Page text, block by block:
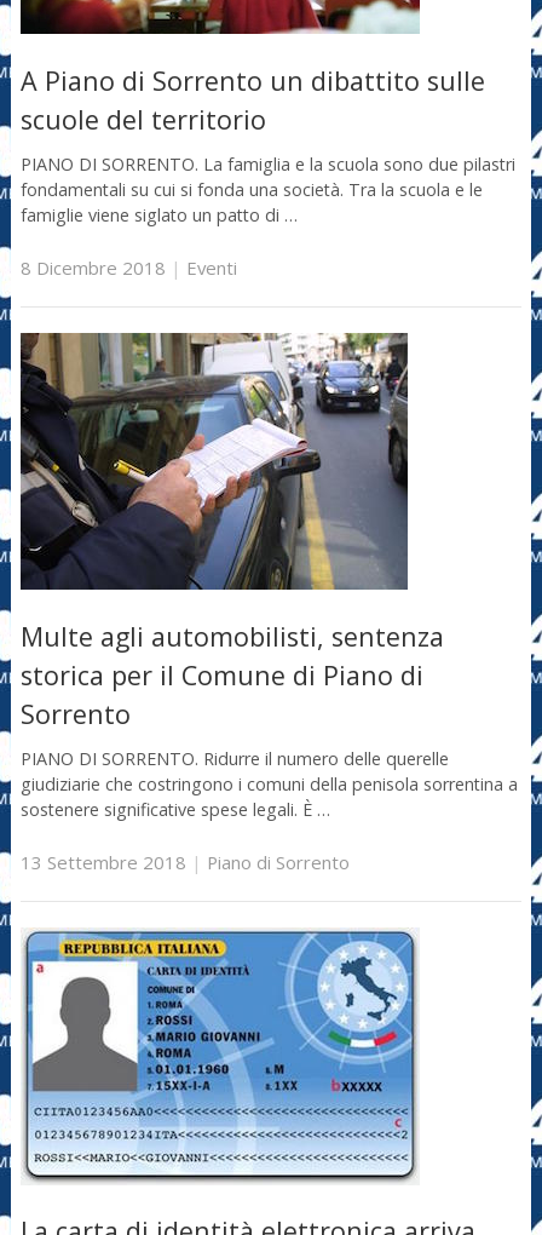
A Piano di Sorrento un dibattito sulle
scuole del territorio
PIANO DI SORRENTO. La famiglia e la scuola sono due pilastri
fondamentali su cui si fonda una società. Tra la scuola e le
famiglie viene siglato un patto di …
8 Dicembre 2018 | Eventi
Multe agli automobilisti, sentenza
storica per il Comune di Piano di
Sorrento
PIANO DI SORRENTO. Ridurre il numero delle querelle
giudiziarie che costringono i comuni della penisola sorrentina a
sostenere significative spese legali. È …
13 Settembre 2018 | Piano di Sorrento